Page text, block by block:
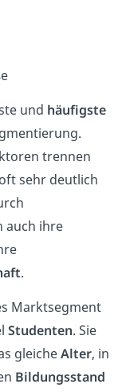
und häufigste
trennen
sehr deutlich
auch ihre
.
Marktsegment
Studenten. Sie
gleicheAlter, in
Bildungsstand